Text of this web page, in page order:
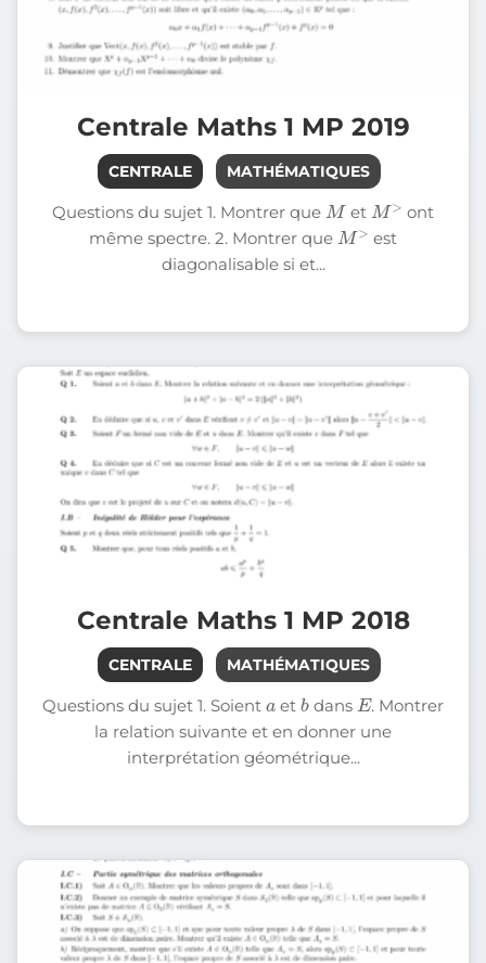
Centrale Maths 1 MP 2019
CENTRALE MATHÉMATIQUES
Questions du sujet 1. Montrer que
M
et
M>
ont
même spectre. 2. Montrer que
M>
est
diagonalisable si et...
Centrale Maths 1 MP 2018
CENTRALE MATHÉMATIQUES
Questions du sujet 1. Soient et
b
dans
E
. Montrer
la relation suivante et en donner une
interprétation géométrique...